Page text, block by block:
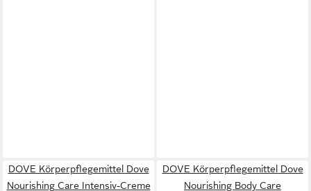
DOVE Körperpflegemittel Dove
Nourishing Care Intensiv-Creme
DOVE Körperpflegemittel Dove
Nourishing Body Care